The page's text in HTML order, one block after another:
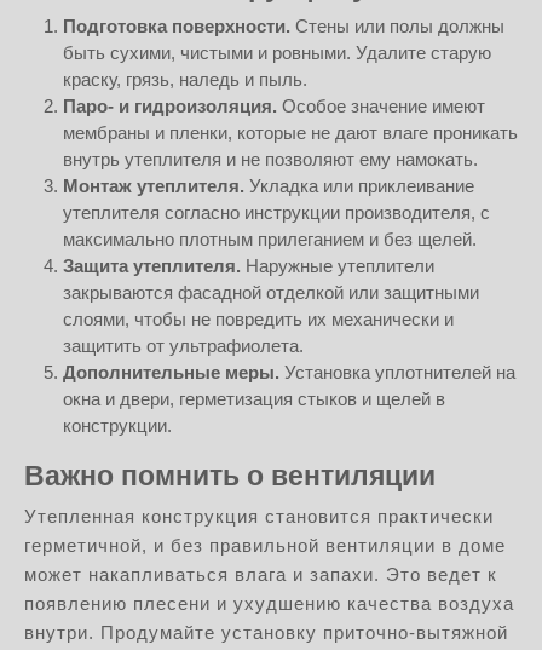
Подготовка поверхности. Стены или полы должны
быть сухими, чистыми и ровными. Удалите старую
краску, грязь, наледь и пыль.
Паро- и гидроизоляция. Особое значение имеют
мембраны и пленки, которые не дают влаге проникать
внутрь утеплителя и не позволяют ему намокать.
Монтаж утеплителя. Укладка или приклеивание
утеплителя согласно инструкции производителя, с
максимально плотным прилеганием и без щелей.
Защита утеплителя. Наружные утеплители
закрываются фасадной отделкой или защитными
слоями, чтобы не повредить их механически и
защитить от ультрафиолета.
Дополнительные меры. Установка уплотнителей на
окна и двери, герметизация стыков и щелей в
конструкции.
Важно помнить о вентиляции
Утепленная конструкция становится практически
герметичной, и без правильной вентиляции в доме
может накапливаться влага и запахи. Это ведет к
появлению плесени и ухудшению качества воздуха
внутри. Продумайте установку приточно-вытяжной